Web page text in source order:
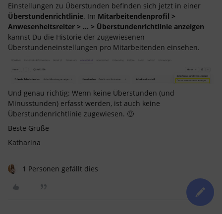
Einstellungen zu Überstunden befinden sich jetzt in einer
Überstundenrichtlinie. Im Mitarbeitendenprofil >
Anwesenheitsreiter > … > Überstundenrichtlinie anzeigen
kannst Du die Historie der zugewiesenen
Überstundeneinstellungen pro Mitarbeitenden einsehen.
Und genau richtig: Wenn keine Überstunden (und
Minusstunden) erfasst werden, ist auch keine
Überstundenrichtlinie zugewiesen. 🙂
Beste Grüße
Katharina
1 Personen gefällt dies